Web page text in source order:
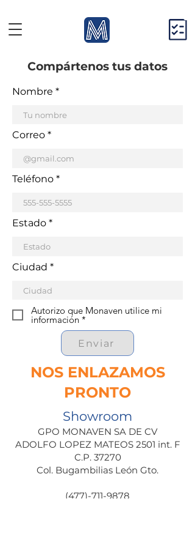
0
Compártenos tus datos
Nombre
Correo
Teléfono
Estado
Ciudad
Autorizo que Monaven utilice mi
información *
Enviar
NOS ENLAZAMOS
PRONTO
Showroom
GPO MONAVEN SA DE CV
ADOLFO LOPEZ MATEOS 2501 int. F
C.P. 37270
Col. Bugambilias León Gto.
(477)-711-9878